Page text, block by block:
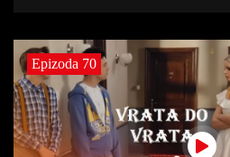
Epizoda 70